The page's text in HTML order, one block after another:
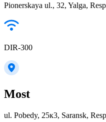
Pionerskaya ul., 32, Yalga,
DIR-300
Most
ul. Pobedy, 25к3, Saransk,